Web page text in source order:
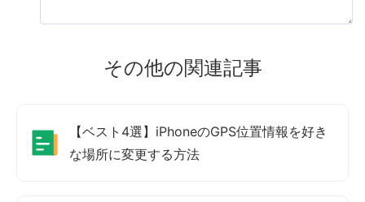
その他の関連記事
【ベスト4選】iPhoneのGPS位置情報を好き
な場所に変更する方法